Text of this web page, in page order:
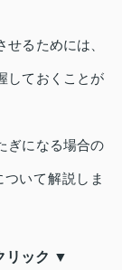
るためには、
しておくことが
ぎになる場合の
いて解説しま
リック ▼